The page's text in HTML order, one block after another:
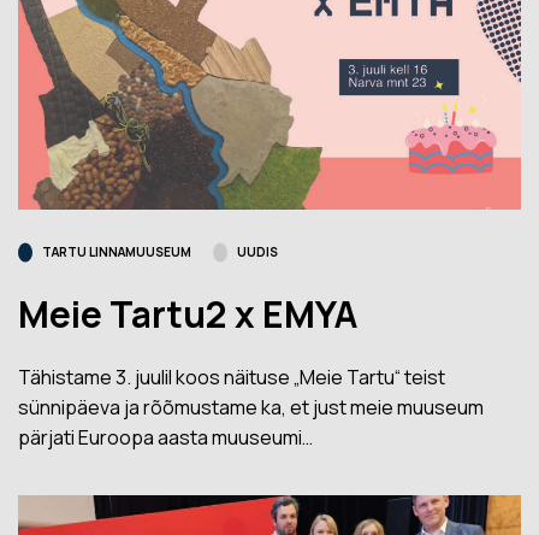
TARTU LINNAMUUSEUM UUDIS
Meie Tartu2 x EMYA
Tähistame 3. juulil koos näituse „Meie Tartu“ teist
sünnipäeva ja rõõmustame ka, et just meie muuseum
pärjati Euroopa aasta muuseumi…